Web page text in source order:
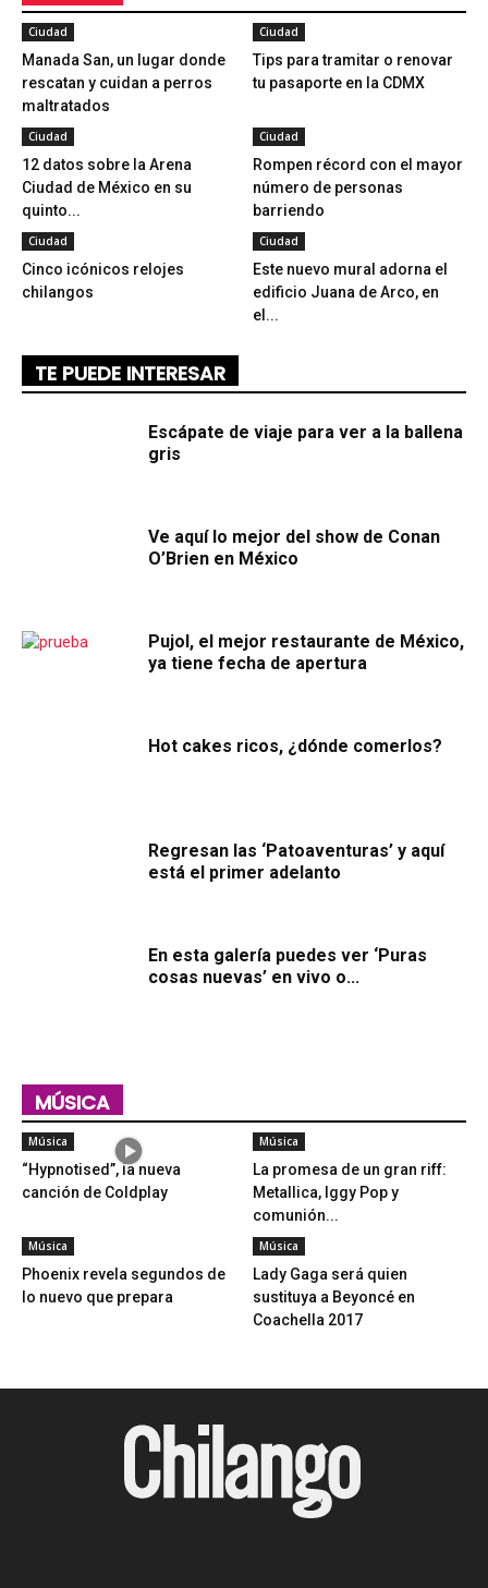
Ciudad
Manada San, un lugar donde
rescatan y cuidan a perros
maltratados
Ciudad
Tips para tramitar o renovar
tu pasaporte en la CDMX
Ciudad
12 datos sobre la Arena
Ciudad de México en su
quinto...
Ciudad
Rompen récord con el mayor
número de personas
barriendo
Ciudad
Cinco icónicos relojes
chilangos
Ciudad
Este nuevo mural adorna el
edificio Juana de Arco, en
el...
TE PUEDE INTERESAR
Escápate de viaje para ver a la ballena
gris
Ve aquí lo mejor del show de Conan
O’Brien en México
Pujol, el mejor restaurante de México,
ya tiene fecha de apertura
Hot cakes ricos, ¿dónde comerlos?
Regresan las ‘Patoaventuras’ y aquí
está el primer adelanto
En esta galería puedes ver ‘Puras
cosas nuevas’ en vivo o...
MÚSICA
Música
“Hypnotised”, la nueva
canción de Coldplay
Música
La promesa de un gran riff:
Metallica, Iggy Pop y
comunión...
Música
Phoenix revela segundos de
lo nuevo que prepara
Música
Lady Gaga será quien
sustituya a Beyoncé en
Coachella 2017